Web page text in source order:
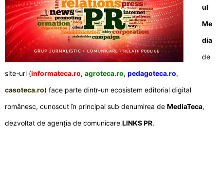
ul
Me
dia
de
site-uri (informateca.ro, agroteca.ro, pedagoteca.ro,
casoteca.ro) face parte dintr-un ecosistem editorial digital
românesc, cunoscut în principal sub denumirea de MediaTeca,
dezvoltat de agenția de comunicare LINKS PR.